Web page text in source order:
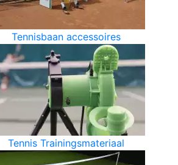
Tennisbaan accessoires
Tennis Trainingsmateriaal